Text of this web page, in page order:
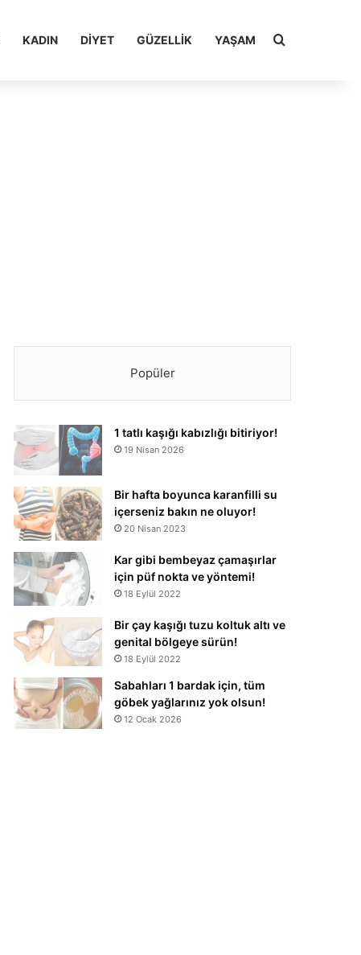
KADIN DIYET GÜZELLIK YAŞAM Arama yap
Popüler
1 tatlı kaşığı kabızlığı bitiriyor!
19 Nisan 2026
Bir hafta boyunca karanfilli su
içerseniz bakın ne oluyor!
20 Nisan 2023
Kar gibi bembeyaz çamaşırlar
için püf nokta ve yöntemi!
18 Eylül 2022
Bir çay kaşığı tuzu koltuk altı ve
genital bölgeye sürün!
18 Eylül 2022
Sabahları 1 bardak için, tüm
göbek yağlarınız yok olsun!
12 Ocak 2026